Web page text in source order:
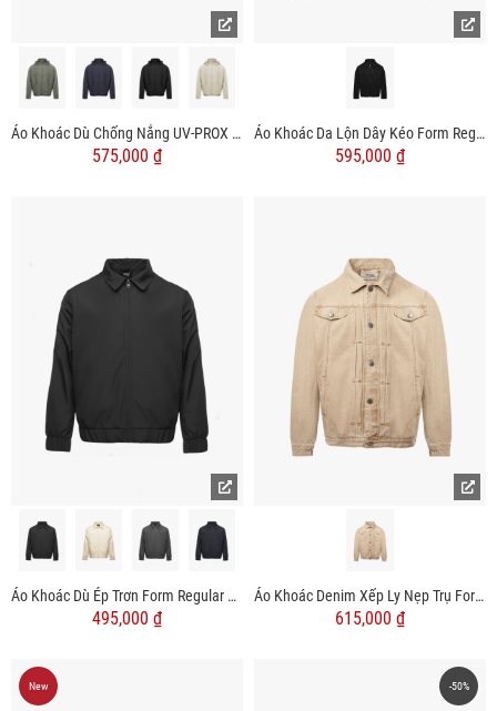
Áo Khoác Dù Chống Nắng UV-PROX Trơn Form Regular AK074
575,000 ₫
Áo Khoác Da Lộn Dây Kéo Form Regular AK079
595,000 ₫
Áo Khoác Dù Ép Trơn Form Regular AK078
495,000 ₫
Áo Khoác Denim Xếp Ly Nẹp Trụ Form Regular AK063
615,000 ₫
New -50%